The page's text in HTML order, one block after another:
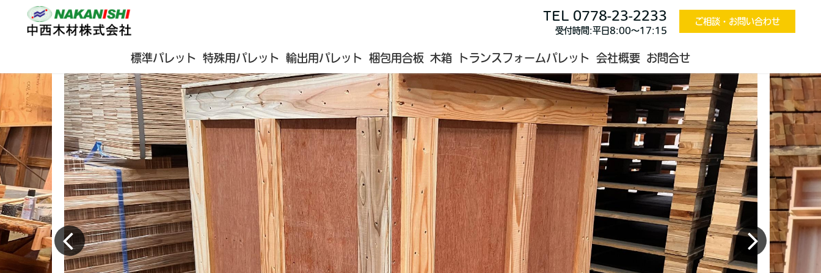
デザインウッド デザインウッド施工例 パレット/木箱
TEL 0778-23-2233
受付時間:平日8:00〜17:15
ご相談・お問い合わせ
標準パレット 特殊用パレット 輸出用パレット 梱包用合板 木箱 トランスフォームパレット 会社概要 お問合せ